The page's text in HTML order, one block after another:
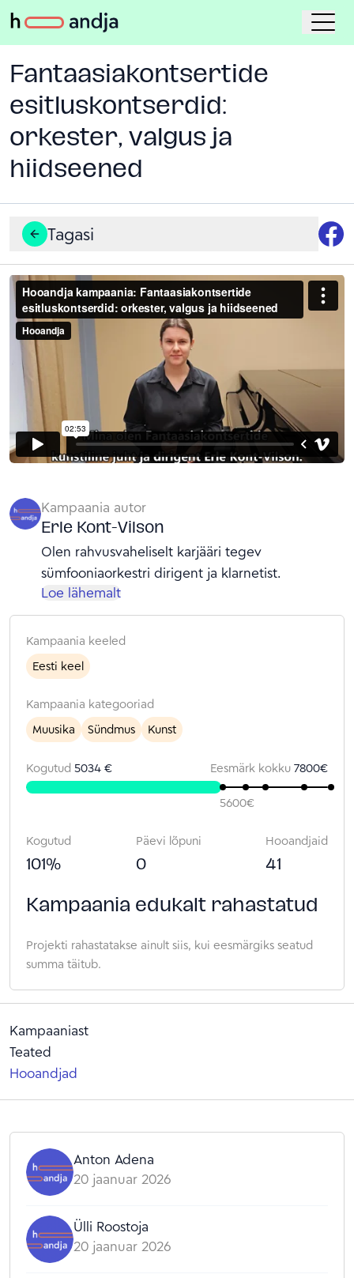
Fantaasiakontsertide
esitluskontserdid:
orkester, valgus ja
hiidseened
Tagasi
Kampaaniast
Teated
Hooandjad
Anton Adena
20 jaanuar 2026
Ülli Roostoja
20 jaanuar 2026
Kampaania autor
Erle Kont-Vilson
Olen rahvusvaheliselt karjääri tegev
sümfooniaorkestri dirigent ja klarnetist.
Loe lähemalt
Kampaania keeled
Eesti keel
Kampaania kategooriad
Muusika
Sündmus Kunst
Kogutud 5034 € Eesmärk kokku 7800€
5600€
Kogutud
101%
Päevi lõpuni
0
Hooandjaid
41
Kampaania edukalt rahastatud
Projekti rahastatakse ainult siis, kui eesmärgiks seatud
summa täitub.